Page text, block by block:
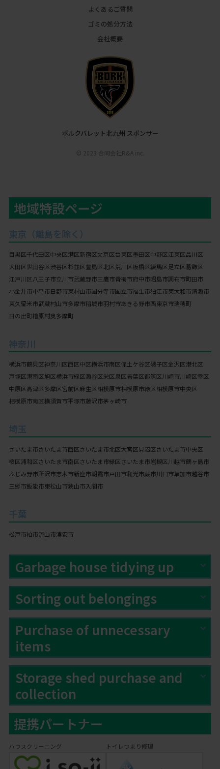
よくあるご質問
ゴミの処分方法
会社概要
ボルクバレット北九州 スポンサー
© 2023 合同会社R&A inc.
地域特設ページ
東京（離島を除く）
目黒区千代田区中央区港区新宿区文京区台東区墨田区中野区江東区品川区
大田区世田谷区渋谷区杉並区豊島区北区荒川区板橋区練馬区足立区葛飾区
江戸川区八王子市立川市武蔵野市三鷹市青梅市府中市昭島市調布市町田市
小金井市小平市日野市東村山市国分寺市国立市福生市狛江市東大和市清瀬市
東久留米市武蔵村山市多摩市稲城市羽村市あきる野市西東京市瑞穂町
日の出町檜原村奥多摩町
神奈川
横浜市鶴見区神奈川区西区中区横浜市南区保土ケ谷区磯子区金沢区港北区
戸塚区港南区旭区横浜市緑区瀬谷区栄区泉区青葉区都筑区川崎市川崎区幸区
中原区高津区多摩区宮前区麻生区相模原市相模原市緑区相模原市中央区
相模原市南区横須賀市平塚市藤沢市茅ヶ崎市
埼玉
さいたま市さいたま市西区さいたま市北区大宮区見沼区さいたま市中央区
桜区浦和区さいたま市南区さいたま市緑区さいたま市岩槻区川越市鶴ヶ島市
ふじみ野市所沢市志木市新座市朝霞市戸田市和光市蕨市川口市草加市越谷市
三郷市飯能市東松山市狭山市入間市
千葉
松戸市柏市流山市浦安市
Garbage house tidying up
Sorting out belongings
Purchase of unnecessary
items
Storage shed purchase and
collection
提携パートナー
ハウスクリーニング トイレつまり修理